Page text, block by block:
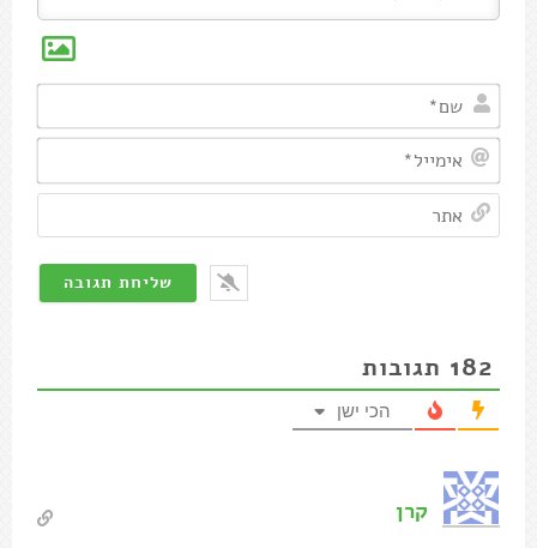
182 תגובות
הכי ישן
קרן